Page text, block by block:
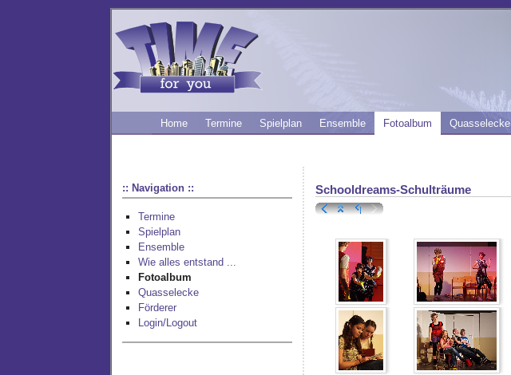
Home Termine Spielplan Ensemble Fotoalbum Quasselecke
:: Navigation ::
Termine
Spielplan
Ensemble
Wie alles entstand ...
Fotoalbum
Quasselecke
Förderer
Login/Logout
Schooldreams-Schulträume